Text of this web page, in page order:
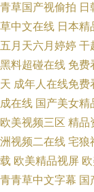
青草国产视偷拍 日
草中文在线 日本精
五月天六月婷婷 干
黑料超碰在线 免费
天 成年人在线免费
成在线 国产美女精
欧美视频三区 精品
洲视频二在线 宅狼
载 欧美精品视屏
青青草中文字幕 国